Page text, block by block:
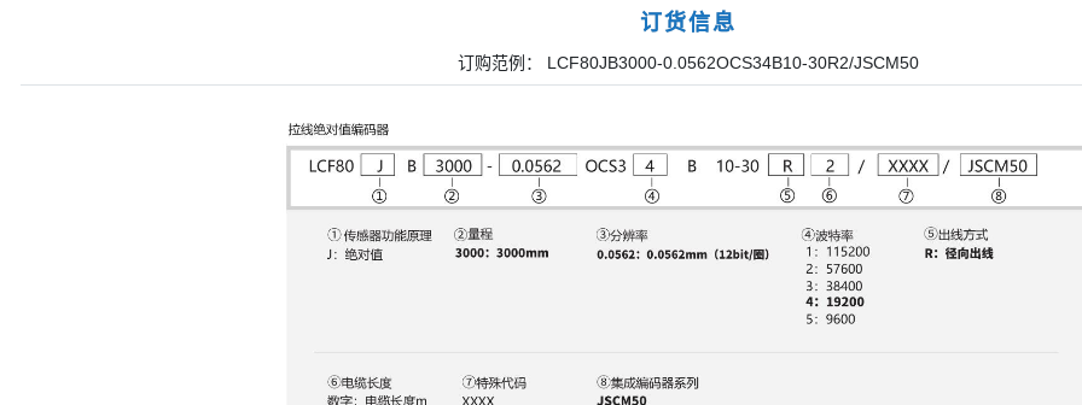
订货信息
订购范例： LCF80JB3000-0.0562OCS34B10-30R2/JSCM50